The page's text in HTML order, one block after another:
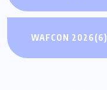
WAFCON 2026(6)